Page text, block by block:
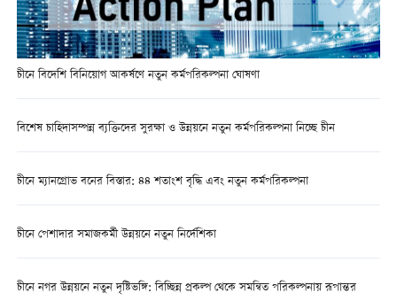
চীনে বিদেশি বিনিয়োগ আকর্ষণে নতুন কর্মপরিকল্পনা ঘোষণা
বিশেষ চাহিদাসম্পন্ন ব্যক্তিদের সুরক্ষা ও উন্নয়নে নতুন কর্মপরিকল্পনা নিচ্ছে চীন
চীনে ম্যানগ্রোভ বনের বিস্তার: ৪৪ শতাংশ বৃদ্ধি এবং নতুন কর্মপরিকল্পনা
চীনে পেশাদার সমাজকর্মী উন্নয়নে নতুন নির্দেশিকা
চীনে নগর উন্নয়নে নতুন দৃষ্টিভঙ্গি: বিচ্ছিন্ন প্রকল্প থেকে সমন্বিত পরিকল্পনায় রূপান্তর